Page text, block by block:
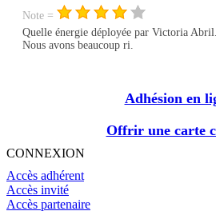
Note =
Quelle énergie déployée par Victoria
Nous avons beaucoup ri.
Adhésion en
Offrir une carte
CONNEXION
Accès adhérent
Accès invité
Accès partenaire